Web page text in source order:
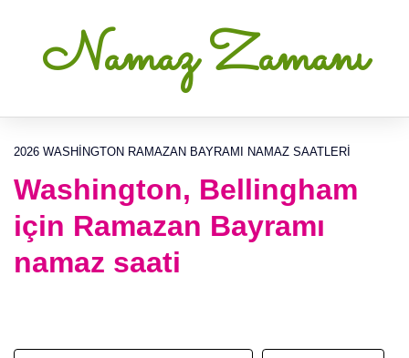
Namaz Zamanı
2026 WASHINGTON RAMAZAN BAYRAMI NAMAZ SAATLERI
Washington, Bellingham
için Ramazan Bayramı
namaz saati